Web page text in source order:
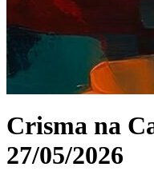
Crisma na
27/05/2026